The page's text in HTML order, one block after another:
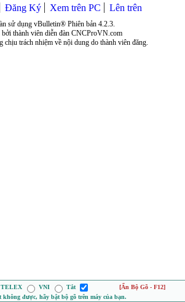
Đăng Ký Xem trên PC Lên trên
sử dụng vBulletin® Phiên bản 4.2.3.
bởi thành viên diễn đàn CNCProVN.com
chịu trách nhiệm về nội dung do thành viên đăng.
TELEX VNI Tắt
[Ẩn Bộ Gõ - F12]
không được, hãy bật bộ gõ trên máy của bạn.